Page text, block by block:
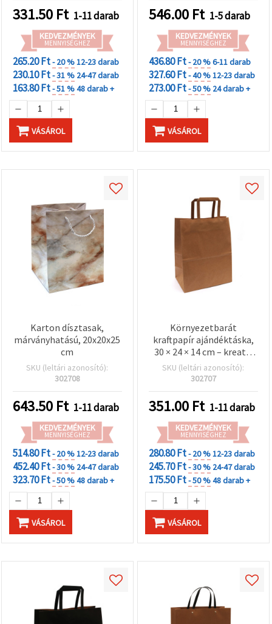
331.50 Ft 1-11 darab
KEDVEZMÉNYEK
MENNYISÉGHEZ
265.20 Ft- 20 %12-23 darab
230.10 Ft- 31 % 24-47 darab
163.80 Ft- 51 %48 darab +
VÁSÁROL
546.00 Ft 1-5 darab
KEDVEZMÉNYEK
MENNYISÉGHEZ
436.80 Ft- 20 %6-11 darab
327.60 Ft- 40 %12-23 darab
273.00 Ft- 50 % 24 darab +
VÁSÁROL
Karton dísztasak,
márványhatású, 20x20x25
cm
SKU (leltári azonosító):
302708
643.50 Ft 1-11 darab
KEDVEZMÉNYEK
MENNYISÉGHEZ
514.80 Ft- 20 %12-23 darab
452.40 Ft- 30 % 24-47 darab
323.70 Ft- 50 %48 darab +
VÁSÁROL
Környezetbarát
kraftpapír ajándéktáska,
30 × 24 × 14 cm – kreatív
csomagoláshoz
SKU (leltári azonosító):
302707
351.00 Ft 1-11 darab
KEDVEZMÉNYEK
MENNYISÉGHEZ
280.80 Ft- 20 %12-23 darab
245.70 Ft- 30 % 24-47 darab
175.50 Ft- 50 %48 darab +
VÁSÁROL